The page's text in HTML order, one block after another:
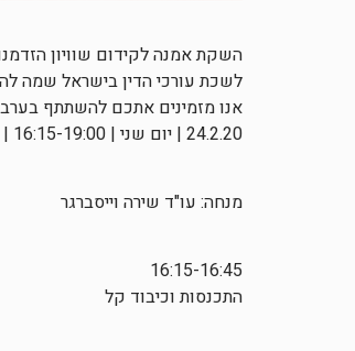
השקת אמנה לקידום שוויון
לשכת עורכי הדין בישראל שמה לה
אנו מזמינים אתכם להשתתף בערב
24.2.20 | יום שני | 16:15-19:00 | בית הפרקליט, רח’ דניאל פריש 10 תל אביב
מנחה: עו"ד שירה וייסברגר
16:15-16:45
התכנסות וכיבוד קל